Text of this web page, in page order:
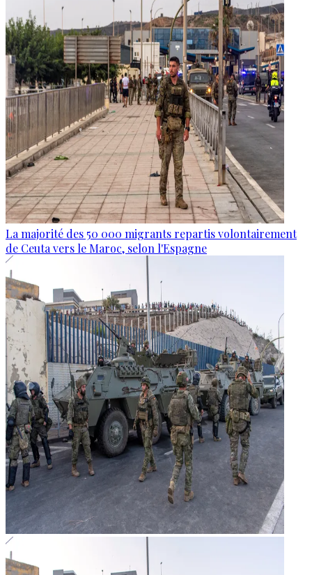
La majorité des 50 000 migrants repartis volontairement
de Ceuta vers le Maroc, selon l'Espagne